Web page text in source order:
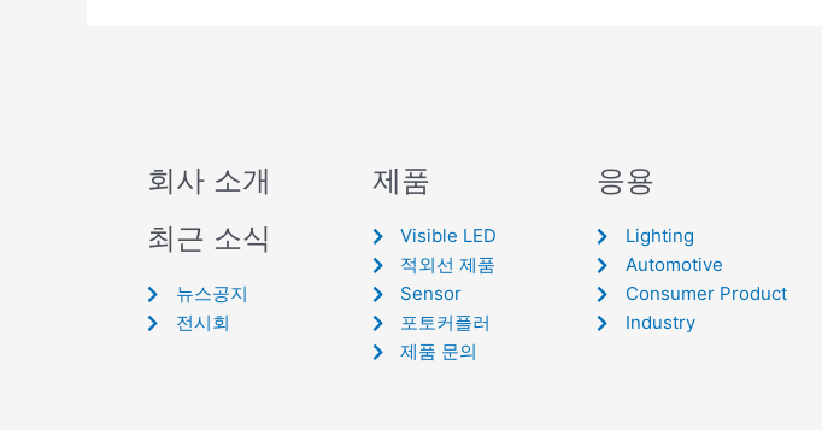
회사 소개
최근 소식
뉴스공지
전시회
제품
Visible LED
적외선 제품
Sensor
포토커플러
제품 문의
응용
Lighting
Automotive
Consumer Product
Industry